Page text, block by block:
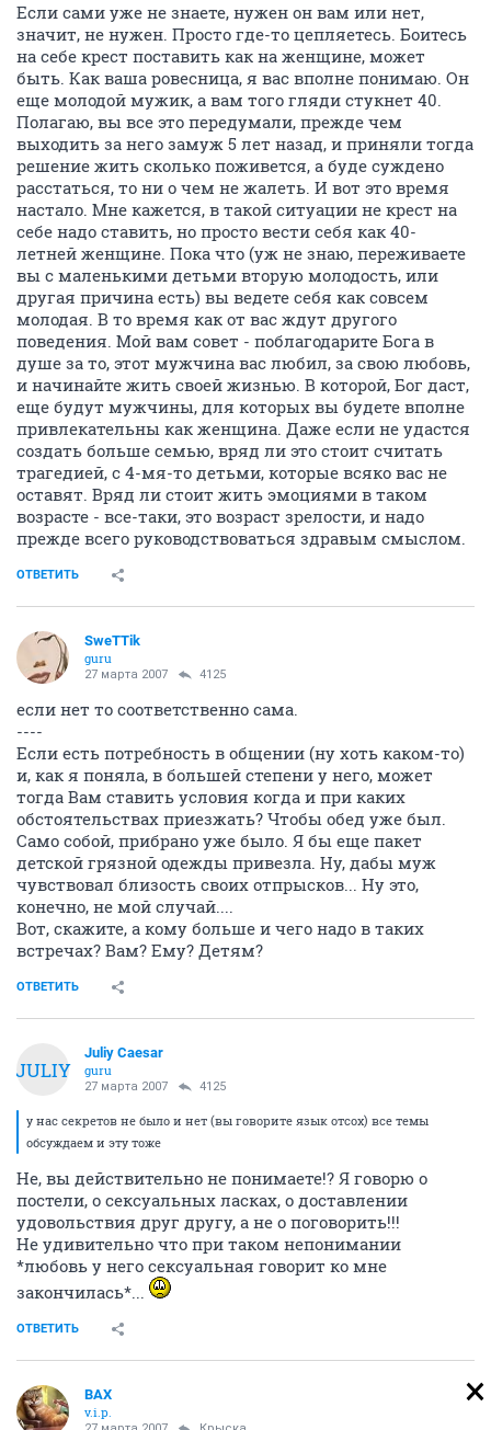
Если сами уже не знаете, нужен он вам или нет,
значит, не нужен. Просто где-то цепляетесь. Боитесь
на себе крест поставить как на женщине, может
быть. Как ваша ровесница, я вас вполне понимаю. Он
еще молодой мужик, а вам того гляди стукнет 40.
Полагаю, вы все это передумали, прежде чем
выходить за него замуж 5 лет назад, и приняли тогда
решение жить сколько поживется, а буде суждено
расстаться, то ни о чем не жалеть. И вот это время
настало. Мне кажется, в такой ситуации не крест на
себе надо ставить, но просто вести себя как 40-
летней женщине. Пока что (уж не знаю, переживаете
вы с маленькими детьми вторую молодость, или
другая причина есть) вы ведете себя как совсем
молодая. В то время как от вас ждут другого
поведения. Мой вам совет - поблагодарите Бога в
душе за то, этот мужчина вас любил, за свою любовь,
и начинайте жить своей жизнью. В которой, Бог даст,
еще будут мужчины, для которых вы будете вполне
привлекательны как женщина. Даже если не удастся
создать больше семью, вряд ли это стоит считать
трагедией, с 4-мя-то детьми, которые всяко вас не
оставят. Вряд ли стоит жить эмоциями в таком
возрасте - все-таки, это возраст зрелости, и надо
прежде всего руководствоваться здравым смыслом.
ОТВЕТИТЬ
SweTTik
guru
27 марта 2007 4125
если нет то соответственно сама.
----
Если есть потребность в общении (ну хоть каком-то)
и, как я поняла, в большей степени у него, может
тогда Вам ставить условия когда и при каких
обстоятельствах приезжать? Чтобы обед уже был.
Само собой, прибрано уже было. Я бы еще пакет
детской грязной одежды привезла. Ну, дабы муж
чувствовал близость своих отпрысков... Ну это,
конечно, не мой случай....
Вот, скажите, а кому больше и чего надо в таких
встречах? Вам? Ему? Детям?
ОТВЕТИТЬ
JULIY
Juliy Caesar
guru
27 марта 2007 4125
у нас секретов не было и нет (вы говорите язык отсох) все темы
обсуждаем и эту тоже
Не, вы действительно не понимаете!? Я говорю о
постели, о сексуальных ласках, о доставлении
удовольствия друг другу, а не о поговорить!!!
Не удивительно что при таком непонимании
*любовь у него сексуальная говорит ко мне
закончилась*...
ОТВЕТИТЬ
ВАХ
v.i.p.